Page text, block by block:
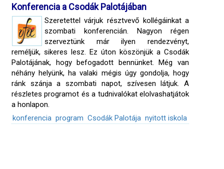
Konferencia a Csodák Palotájában
Szeretettel várjuk résztvevő kollégáinkat a
szombati konferencián. Nagyon régen
szerveztünk már ilyen rendezvényt,
reméljük, sikeres lesz. Ez úton köszönjük a Csodák
Palotájának, hogy befogadott bennünket. Még van
néhány helyünk, ha valaki mégis úgy gondolja, hogy
ránk szánja a szombati napot, szívesen látjuk. A
részletes programot és a tudnivalókat elolvashatjátok
a honlapon.
konferencia program Csodák Palotája nyitott iskola